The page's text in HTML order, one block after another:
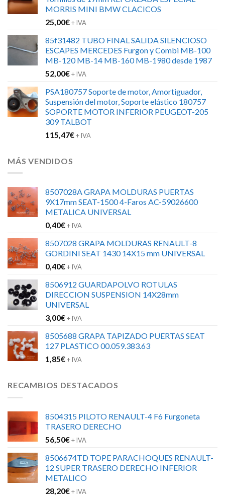
152,00€.120,00€.
MORRIS MINI BMW CLACICOS
25,00€+ IVA
85f31482 TUBO FINAL SALIDA SILENCIOSO
ESCAPES MERCEDES Furgon y Combi MB-100
MB-120 MB-14 MB-160 MB-1980 desde 1987
52,00€+ IVA
PSA180757 Soporte de motor, Amortiguador,
Suspensión del motor, Soporte elástico 180757
SOPORTE MOTOR INFERIOR PEUGEOT-205
309 TALBOT
115,47€+ IVA
MÁS VENDIDOS
8507028A GRAPA MOLDURAS PUERTAS
9X17mm SEAT-1500 4-Faros AC-59026600
METALICA UNIVERSAL
0,40€+ IVA
8507028 GRAPA MOLDURAS RENAULT-8
GORDINI SEAT 1430 14X15 mm UNIVERSAL
0,40€+ IVA
8506912 GUARDAPOLVO ROTULAS
DIRECCION SUSPENSION 14X28mm
UNIVERSAL
3,00€+ IVA
8505688 GRAPA TAPIZADO PUERTAS SEAT
127 PLASTICO 00.059.383.63
1,85€+ IVA
RECAMBIOS DESTACADOS
8504315 PILOTO RENAULT-4 F6 Furgoneta
TRASERO DERECHO
56,50€+ IVA
8506674TD TOPE PARACHOQUES RENAULT-
12 SUPER TRASERO DERECHO INFERIOR
METALICO
28,20€+ IVA